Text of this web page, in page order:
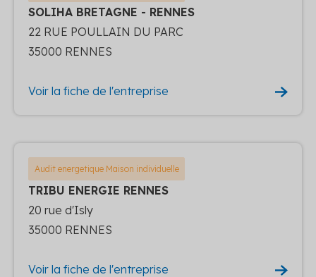
SOLIHA BRETAGNE - RENNES
22 RUE POULLAIN DU PARC
35000 RENNES
Voir la fiche de l'entreprise
Audit energetique Maison individuelle
TRIBU ENERGIE RENNES
20 rue d'Isly
35000 RENNES
Voir la fiche de l'entreprise